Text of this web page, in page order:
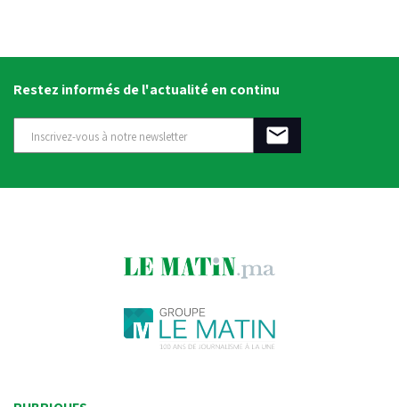
Restez informés de l'actualité en continu